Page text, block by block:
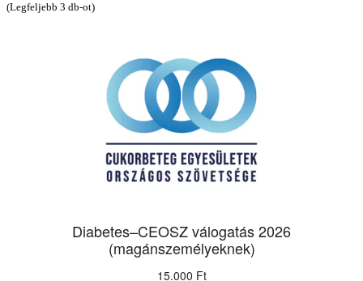
(Legfeljebb 3 db-ot)